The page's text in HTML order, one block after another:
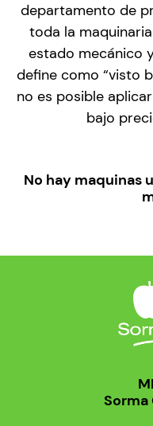
departamento de
toda la
estado mecánico
define como “visto
no es posible
bajo
No hay maquinas
Sorma